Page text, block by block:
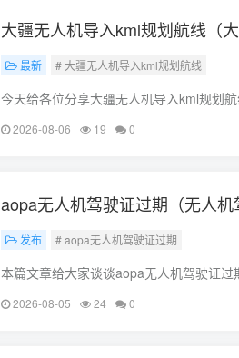
大疆无人机导入kml规划航线（
最新 # 大疆无人机导入kml规划航线
今天给各位分享大疆无人机导入kml规划
疆无人机怎么导入航线
2026-08-06 19 0
aopa无人机驾驶证过期（无人机
发布 # aopa无人机驾驶证过期
本篇文章给大家谈谈aopa无人机驾驶证
2026-08-05 24 0